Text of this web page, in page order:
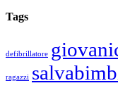
Tags
defibrillatore
ragazzi